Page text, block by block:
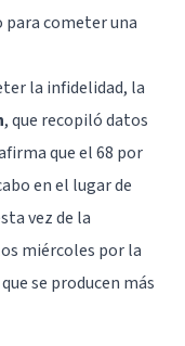
cometer una
la infidelidad, la
, que recopiló datos
que el 68 por
en el lugar de
vez de la
miércoles por la
se producen más